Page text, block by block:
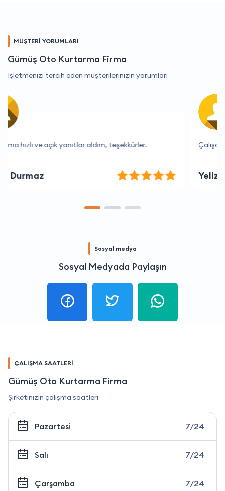
MÜŞTERİ YORUMLARI
Gümüş Oto Kurtarma Firma
İşletmenizi tercih eden müşterilerinizin yorumları
Çalışanlar çok yardımsever ve anlayışlı.
Yeliz Gül
Sosyal medya
Sosyal Medyada Paylaşın
ÇALIŞMA SAATLERİ
Gümüş Oto Kurtarma Firma
Şirketinizin çalışma saatleri
Pazartesi 7/24
Salı 7/24
Çarşamba 7/24